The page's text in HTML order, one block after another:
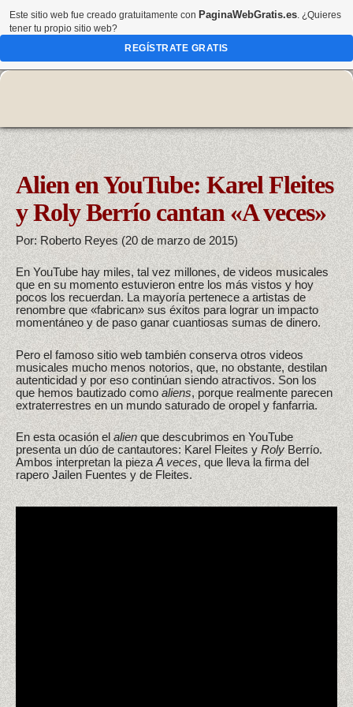
Alien en YouTube: Karel Fleites
y Roly Berrío cantan «A veces»
Por: Roberto Reyes (20 de marzo de 2015)
En YouTube hay miles, tal vez millones, de videos musicales
que en su momento estuvieron entre los más vistos y hoy
pocos los recuerdan. La mayoría pertenece a artistas de
renombre que «fabrican» sus éxitos para lograr un impacto
momentáneo y de paso ganar cuantiosas sumas de dinero.
Pero el famoso sitio web también conserva otros videos
musicales mucho menos notorios, que, no obstante, destilan
autenticidad y por eso continúan siendo atractivos. Son los
que hemos bautizado comoaliens, porque realmente parecen
extraterrestres en un mundo saturado de oropel y fanfarria.
En esta ocasión elalienque descubrimos en YouTube
presenta un dúo de cantautores: Karel Fleites yRolyBerrío.
Ambos interpretan la piezaA veces, que lleva la firma del
rapero Jailen Fuentes y de Fleites.
Este sitio web fue creado gratuitamente con PaginaWebGratis.es. ¿Quieres
tener tu propio sitio web?
REGÍSTRATE GRATIS